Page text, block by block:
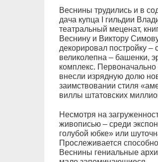
Веснины трудились и в
дача купца I гильдии
театральный меценат,
Веснину и Виктору
декорировал постройку
великолепна – башенки,
комплекс.
внесли изрядную долю
заимствовании стиля
виллы штатовских
Несмотря на
живописью – среди
голубой юбке» или
Прослеживается
Веснины гениальные